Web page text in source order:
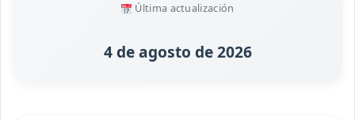
Última actualización
4 de agosto de 2026